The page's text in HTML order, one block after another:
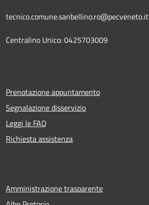
tecnico.comune.sanbellino.ro@pecveneto.it
Centralino Unico: 0425703009
Prenotazione appuntamento
Segnalazione disservizio
Leggi le FAQ
Richiesta assistenza
Amministrazione trasparente